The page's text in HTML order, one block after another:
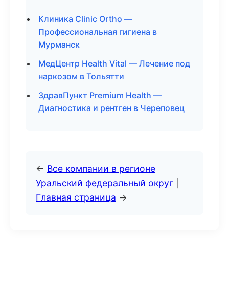
Клиника Clinic Ortho —
Профессиональная гигиена в
Мурманск
МедЦентр Health Vital — Лечение под
наркозом в Тольятти
ЗдравПункт Premium Health —
Диагностика и рентген в Череповец
← Все компании в регионе
Уральский федеральный округ
Главная страница →